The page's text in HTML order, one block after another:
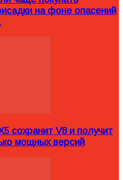
на фоне опасений
сохранит V8 и получит
мощных версий